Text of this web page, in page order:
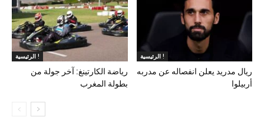
الرئيسية !
رياضة الكارتينغ: آخر جولة من
بطولة المغرب
الرئيسية !
ريال مدريد يعلن انفصاله عن مدربه
أربيلوا